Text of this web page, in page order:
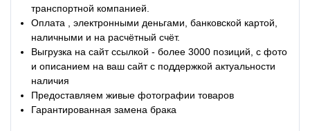
транспортной компанией.
Оплата , электронными деньгами, банковской картой,
наличными и на расчётный счёт.
Выгрузка на сайт ссылкой - более 3000 позиций, с фото
и описанием на ваш сайт с поддержкой актуальности
наличия
Предоставляем живые фотографии товаров
Гарантированная замена брака